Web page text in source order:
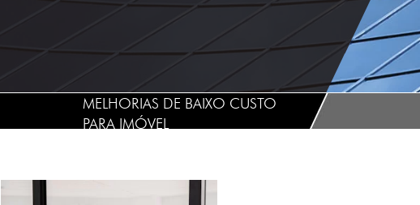
MELHORIAS DE BAIXO CUSTO
PARA IMÓVEL